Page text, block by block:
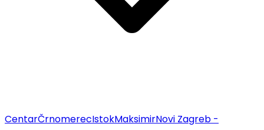
CentarČrnomerecIstokMaksimirNovi Zagreb -